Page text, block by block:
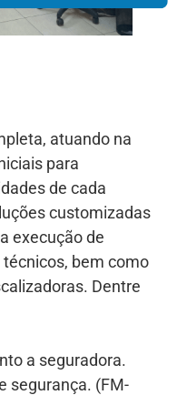
atuando na
para
de cada
customizadas
execução de
bem como
Dentre
a seguradora.
segurança. (FM-